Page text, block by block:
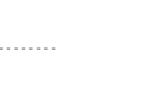
= = = = = = =